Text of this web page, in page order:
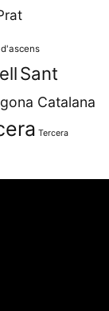
Sant
Catalana
Tercera